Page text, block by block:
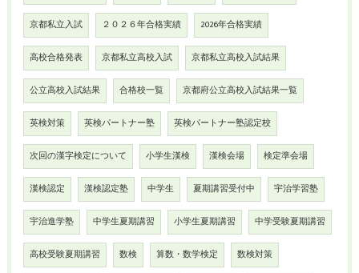
京都私立入試 ２０２６年合格実績 2026年合格実績
高校合格発表 京都私立高校入試 京都私立高校入試結果
公立高校入試結果 合格校一覧 京都府公立高校入試結果一覧
英検対策 英検パートナー塾 英検パートナー塾認定校
次回の漢字検定について 小学生漢検 漢検会場 検定準会場
漢検認定 漢検認定塾 中学生 夏期講習受付中 宇治学習塾
宇治進学塾 中学生夏期講習 小学生夏期講習 中学受験夏期講習
高校受験夏期講習 数検 算数・数学検定 数検対策